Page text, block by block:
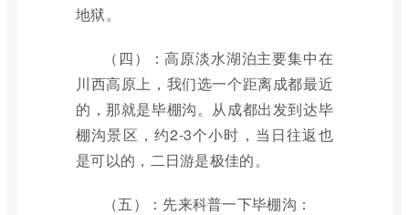
地狱。
（四）：高原淡水湖泊主要集中在
川西高原上，我们选一个距离成都最近
的，那就是毕棚沟。从成都出发到达毕
棚沟景区，约2-3个小时，当日往返也
是可以的，二日游是极佳的。
（五）：先来科普一下毕棚沟：